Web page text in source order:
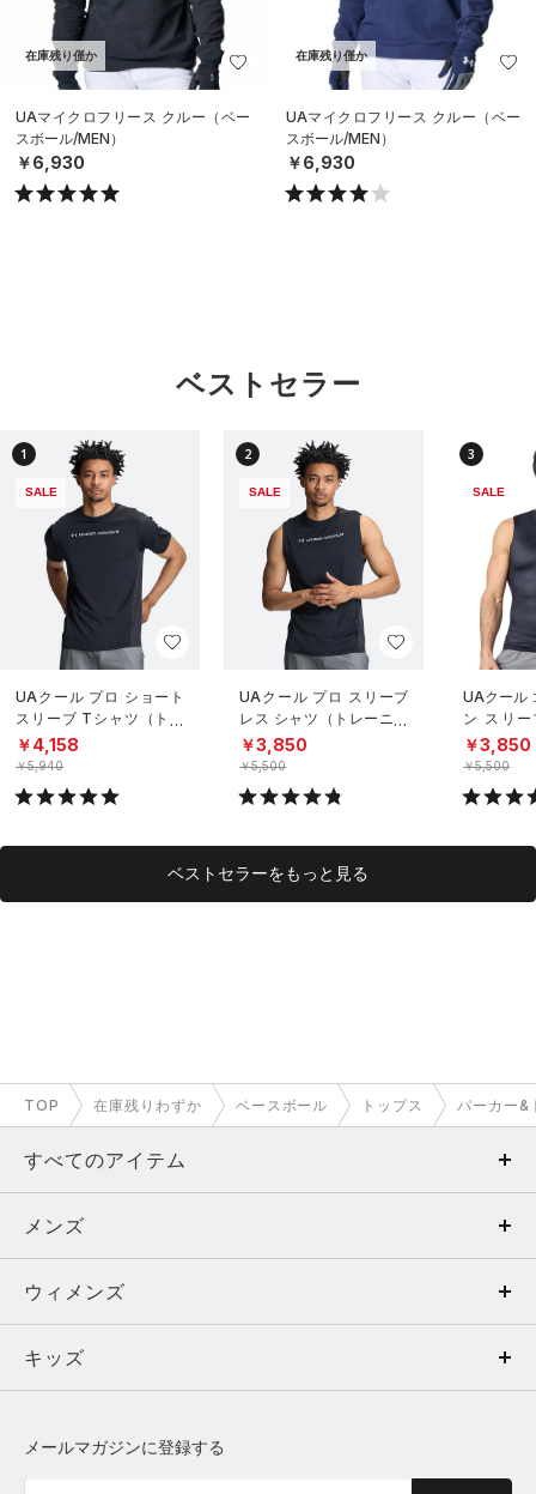
在庫残り僅か
UAマイクロフリース クルー（ベー
スボール/MEN）
￥6,930
在庫残り僅か
UAマイクロフリース クルー（ベー
スボール/MEN）
￥6,930
ベストセラー
1
SALE
UAクール プロ ショート
スリーブ Tシャツ（トレ
ーニング/MEN）
￥4,158
￥5,940
2
SALE
UAクール プロ スリーブ
レス シャツ（トレーニン
グ/MEN）
￥3,850
￥5,500
3
SALE
UAクール
ン スリ
（トレー
￥3,850
￥5,500
ベストセラーをもっと見る
TOP 在庫残りわずか ベースボール トップス パーカー&
すべてのアイテム
メンズ
ウィメンズ
キッズ
メンズ
トップス
ボトムス
ウィメンズ
トップス
キッズ
メールマガジンに登録する